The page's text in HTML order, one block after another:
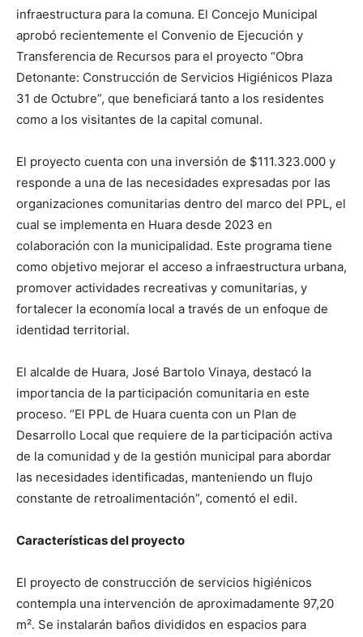
infraestructura para la comuna. El Concejo Municipal
aprobó recientemente el Convenio de Ejecución y
Transferencia de Recursos para el proyecto “Obra
Detonante: Construcción de Servicios Higiénicos Plaza
31 de Octubre”, que beneficiará tanto a los residentes
como a los visitantes de la capital comunal.
El proyecto cuenta con una inversión de $111.323.000 y
responde a una de las necesidades expresadas por las
organizaciones comunitarias dentro del marco del PPL, el
cual se implementa en Huara desde 2023 en
colaboración con la municipalidad. Este programa tiene
como objetivo mejorar el acceso a infraestructura urbana,
promover actividades recreativas y comunitarias, y
fortalecer la economía local a través de un enfoque de
identidad territorial.
El alcalde de Huara, José Bartolo Vinaya, destacó la
importancia de la participación comunitaria en este
proceso. “El PPL de Huara cuenta con un Plan de
Desarrollo Local que requiere de la participación activa
de la comunidad y de la gestión municipal para abordar
las necesidades identificadas, manteniendo un flujo
constante de retroalimentación”, comentó el edil.
Características del proyecto
El proyecto de construcción de servicios higiénicos
contempla una intervención de aproximadamente 97,20
m². Se instalarán baños divididos en espacios para